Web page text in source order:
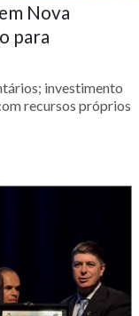
Nova
para
investimento
recursos próprios